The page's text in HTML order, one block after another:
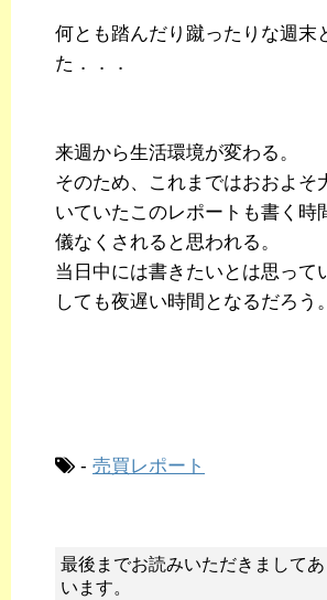
何とも踏んだり蹴ったりな週末
た．．．
来週から生活環境が変わる。
そのため、これまではおおよそ
いていたこのレポートも書く時
儀なくされると思われる。
当日中には書きたいとは思って
しても夜遅い時間となるだろう。
- 売買レポート
最後までお読みいただきまして
います。